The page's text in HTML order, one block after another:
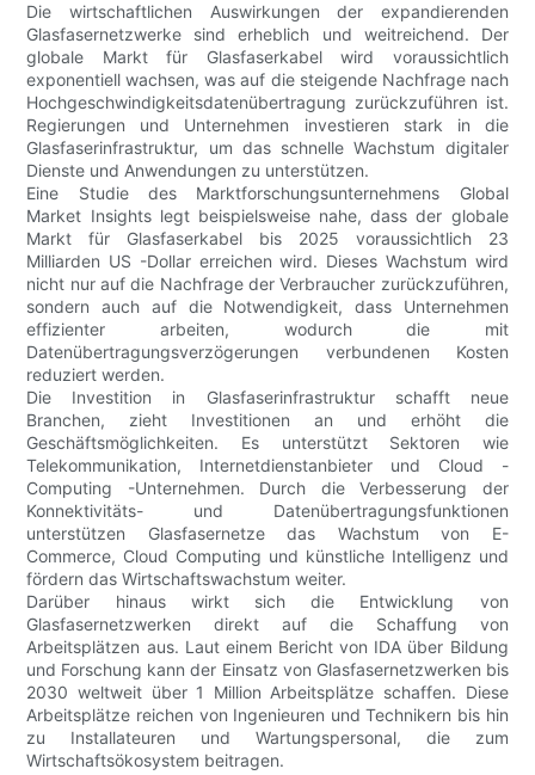
Die wirtschaftlichen Auswirkungen der expandierenden
Glasfasernetzwerke sind erheblich und weitreichend. Der
globale Markt für Glasfaserkabel wird voraussichtlich
exponentiell wachsen, was auf die steigende Nachfrage nach
Hochgeschwindigkeitsdatenübertragung zurückzuführen ist.
Regierungen und Unternehmen investieren stark in die
Glasfaserinfrastruktur, um das schnelle Wachstum digitaler
Dienste und Anwendungen zu unterstützen.
Eine Studie des Marktforschungsunternehmens Global
Market Insights legt beispielsweise nahe, dass der globale
Markt für Glasfaserkabel bis 2025 voraussichtlich 23
Milliarden US -Dollar erreichen wird. Dieses Wachstum wird
nicht nur auf die Nachfrage der Verbraucher zurückzuführen,
sondern auch auf die Notwendigkeit, dass Unternehmen
effizienter arbeiten, wodurch die mit
Datenübertragungsverzögerungen verbundenen Kosten
reduziert werden.
Die Investition in Glasfaserinfrastruktur schafft neue
Branchen, zieht Investitionen an und erhöht die
Geschäftsmöglichkeiten. Es unterstützt Sektoren wie
Telekommunikation, Internetdienstanbieter und Cloud -
Computing -Unternehmen. Durch die Verbesserung der
Konnektivitäts- und Datenübertragungsfunktionen
unterstützen Glasfasernetze das Wachstum von E-
Commerce, Cloud Computing und künstliche Intelligenz und
fördern das Wirtschaftswachstum weiter.
Darüber hinaus wirkt sich die Entwicklung von
Glasfasernetzwerken direkt auf die Schaffung von
Arbeitsplätzen aus. Laut einem Bericht von IDA über Bildung
und Forschung kann der Einsatz von Glasfasernetzwerken bis
2030 weltweit über 1 Million Arbeitsplätze schaffen. Diese
Arbeitsplätze reichen von Ingenieuren und Technikern bis hin
zu Installateuren und Wartungspersonal, die zum
Wirtschaftsökosystem beitragen.